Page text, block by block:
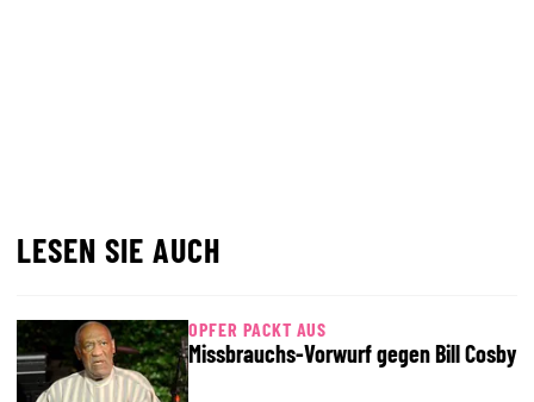
LESEN SIE AUCH
OPFER PACKT AUS
Missbrauchs-Vorwurf gegen Bill Cosby